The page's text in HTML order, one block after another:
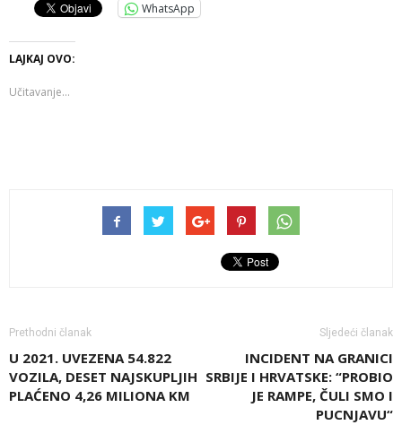
WhatsApp
LAJKAJ OVO:
Učitavanje...
Prethodni članak
U 2021. UVEZENA 54.822
VOZILA, DESET NAJSKUPLJIH
PLAĆENO 4,26 MILIONA KM
Sljedeći članak
INCIDENT NA GRANICI
SRBIJE I HRVATSKE: “PROBIO
JE RAMPE, ČULI SMO I
PUCNJAVU“